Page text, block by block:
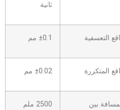
ثانية
التعسفية ±0.1 مم
المتكررة ±0.02 مم
بين
2500 ملم